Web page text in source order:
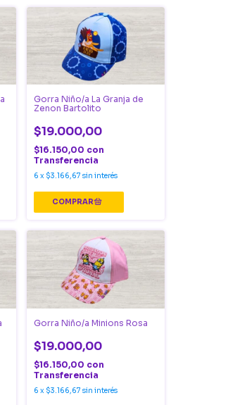
Gorra Niño/a La Granja de
Zenon Bartolito
$19.000,00
$16.150,00 con
Transferencia
6 x $3.166,67 sin interés
Gorra Niño/a Minions Rosa
$19.000,00
$16.150,00 con
Transferencia
6 x $3.166,67 sin interés